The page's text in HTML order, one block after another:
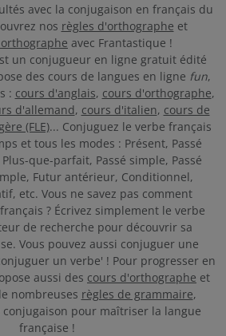
avec la conjugaison en français du
nos règles d'orthographe et
avec Frantastique !
un conjugueur en ligne gratuit édité
des cours de langues en ligne fun,
: cours d'anglais, cours d'orthographe,
d'allemand, cours d'italien, cours de
(FLE)... Conjuguez le verbe français
et tous les modes : Présent, Passé
que-parfait, Passé simple, Passé
Futur antérieur, Conditionnel,
etc. Vous ne savez pas comment
? Écrivez simplement le verbe
de recherche pour découvrir sa
Vous pouvez aussi conjuguer une
un verbe' ! Pour progresser en
aussi des cours d'orthographe et
nombreuses règles de grammaire,
pour maîtriser la langue
française !